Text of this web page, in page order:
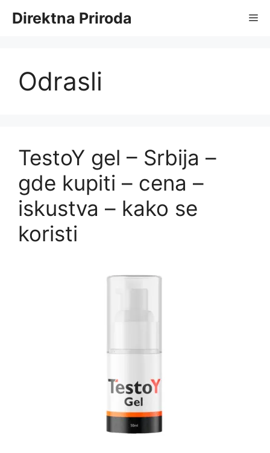
Direktna Priroda
Odrasli
TestoY gel – Srbija –
gde kupiti – cena –
iskustva – kako se
koristi